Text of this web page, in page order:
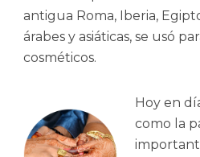
antigua Roma, Iberia,
árabes y asiáticas, se usó
cosméticos.
Hoy en
como la